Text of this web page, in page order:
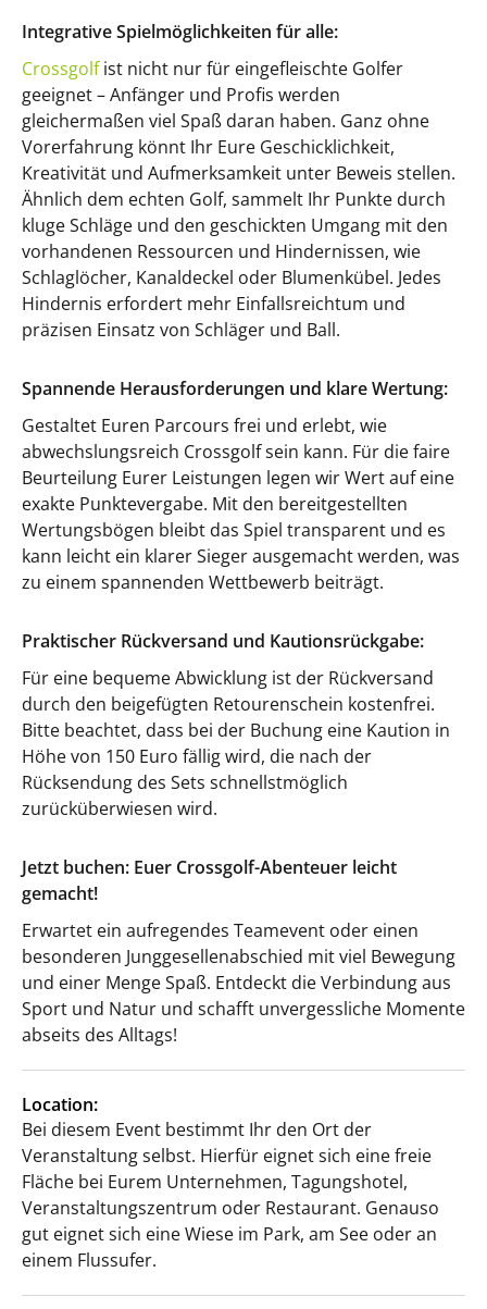
Integrative Spielmöglichkeiten für alle:
Crossgolfist nicht nur für eingefleischte Golfer
geeignet – Anfänger und Profis werden
gleichermaßen viel Spaß daran haben. Ganz ohne
Vorerfahrung könnt Ihr Eure Geschicklichkeit,
Kreativität und Aufmerksamkeit unter Beweis stellen.
Ähnlich dem echten Golf, sammelt Ihr Punkte durch
kluge Schläge und den geschickten Umgang mit den
vorhandenen Ressourcen und Hindernissen, wie
Schlaglöcher, Kanaldeckel oder Blumenkübel. Jedes
Hindernis erfordert mehr Einfallsreichtum und
präzisen Einsatz von Schläger und Ball.
Spannende Herausforderungen und klare Wertung:
Gestaltet Euren Parcours frei und erlebt, wie
abwechslungsreich Crossgolf sein kann. Für die faire
Beurteilung Eurer Leistungen legen wir Wert auf eine
exakte Punktevergabe. Mit den bereitgestellten
Wertungsbögen bleibt das Spiel transparent und es
kann leicht ein klarer Sieger ausgemacht werden, was
zu einem spannenden Wettbewerb beiträgt.
Praktischer Rückversand und Kautionsrückgabe:
Für eine bequeme Abwicklung ist der Rückversand
durch den beigefügten Retourenschein kostenfrei.
Bitte beachtet, dass bei der Buchung eine Kaution in
Höhe von 150 Euro fällig wird, die nach der
Rücksendung des Sets schnellstmöglich
zurücküberwiesen wird.
Jetzt buchen: Euer Crossgolf-Abenteuer leicht
gemacht!
Erwartet ein aufregendes Teamevent oder einen
besonderen Junggesellenabschied mit viel Bewegung
und einer Menge Spaß. Entdeckt die Verbindung aus
Sport und Natur und schafft unvergessliche Momente
abseits des Alltags!
Location:
Bei diesem Event bestimmt Ihr den Ort der
Veranstaltung selbst. Hierfür eignet sich eine freie
Fläche bei Eurem Unternehmen, Tagungshotel,
Veranstaltungszentrum oder Restaurant. Genauso
gut eignet sich eine Wiese im Park, am See oder an
einem Flussufer.